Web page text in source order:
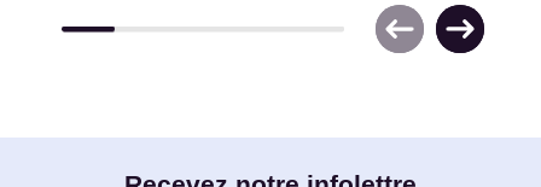
Entrez